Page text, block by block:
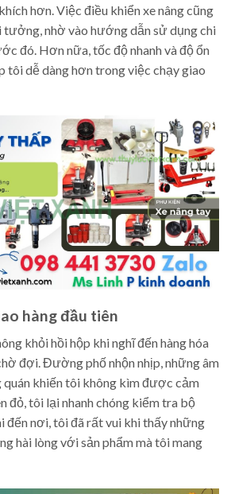
hơn. Việc điều khiển xe nâng cũng
tưởng, nhờ vào hướng dẫn sử dụng chi
đó. Hơn nữa, tốc độ nhanh và độ ổn
tôi dễ dàng hơn trong việc chạy giao
hàng đầu tiên
khỏi hồi hộp khi nghĩ đến hàng hóa
đợi. Đường phố nhộn nhịp, những âm
quán khiến tôi không kìm được cảm
đỏ, tôi lại nhanh chóng kiểm tra bộ
đến nơi, tôi đã rất vui khi thấy những
hài lòng với sản phẩm mà tôi mang